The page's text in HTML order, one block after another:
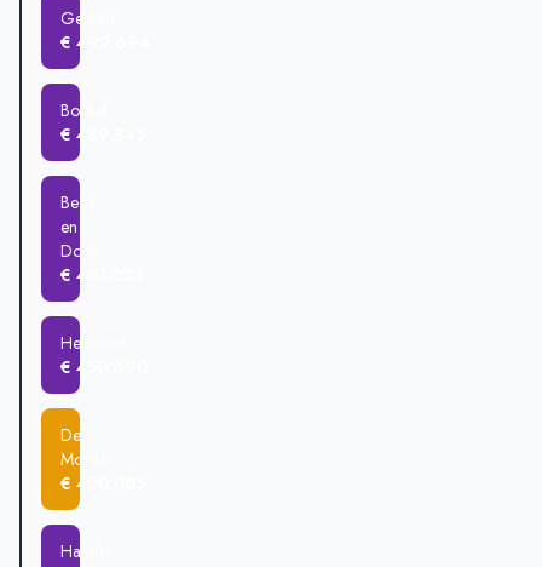
Gemert
€ 492.694
Boekel
€ 489.845
Beek
en
Donk
€ 461.053
Helmond
€ 450.690
De
Mortel
€ 420.005
Handel